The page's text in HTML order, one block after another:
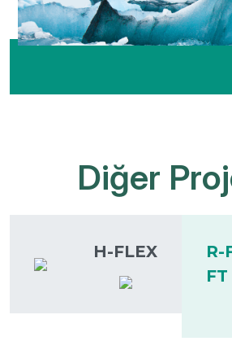
Diğer
H-FLEX
R-
FT